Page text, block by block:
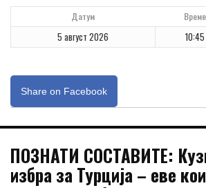
Датум Време
5 август 2026 10:45
Share on Facebook
ПОЗНАТИ СОСТАВИТЕ:
избра за Турција – еве